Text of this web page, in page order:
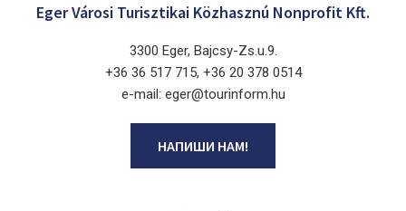
Eger Városi Turisztikai Közhasznú Nonprofit Kft.
3300 Eger, Bajcsy-Zs.u.9.
+36 36 517 715, +36 20 378 0514
e-mail: eger@tourinform.hu
НАПИШИ НАМ!